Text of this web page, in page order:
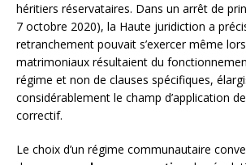
héritiers réservataires. Dans un arrêt de
7 octobre 2020), la Haute juridiction a
retranchement pouvait s’exercer même
matrimoniaux résultaient du
régime et non de clauses spécifiques,
considérablement le champ d’application
correctif.
Le choix d’un régime communautaire